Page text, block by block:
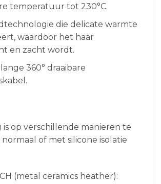
temperatuur tot 230°C.
die delicate warmte
waardoor het haar
en zacht wordt.
360° draaibare
is op verschillende manieren te
of met silicone isolatie
(metal ceramics heather):